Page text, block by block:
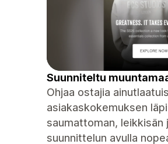
Suunniteltu
Ohjaa ostajia
asiakaskokemuksen
saumattoman, leikkisän
suunnittelun avulla